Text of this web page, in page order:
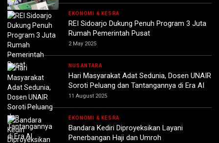
EKONOMI & KESRA
REI Sidoarjo Dukung Penuh Program 3 Juta
Rumah Pemerintah Pusat
2 May 2025
NUSANTARA
Hari Masyarakat Adat Sedunia, Dosen UNAIR
Soroti Peluang dan Tantangannya di Era AI
11 August 2025
EKONOMI & KESRA
Bandara Kediri Diproyeksikan Layani
Penerbangan Haji dan Umroh